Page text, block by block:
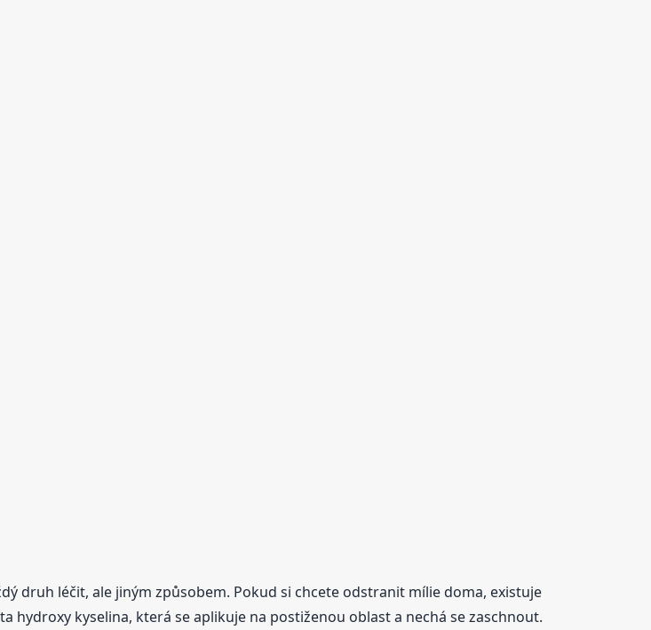
druh léčit, ale jiným způsobem. Pokud si chcete odstranit mílie doma, existuje
hydroxy kyselina, která se aplikuje na postiženou oblast a nechá se zaschnout.